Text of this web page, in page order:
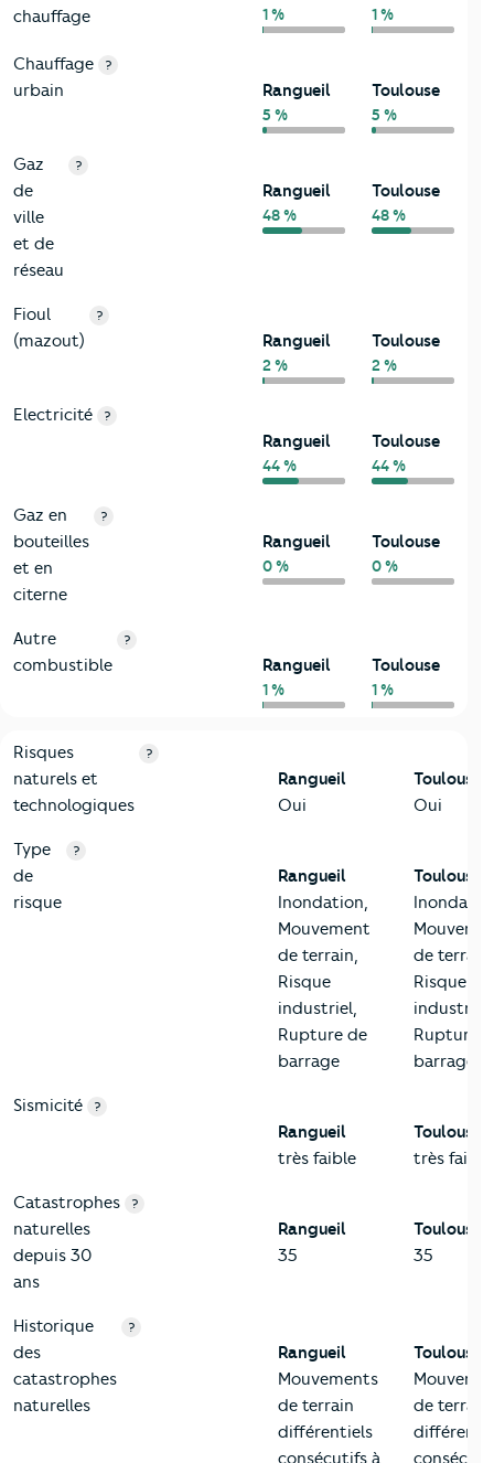
chauffage
1 % 1 %
Chauffage
urbain
?
Rangueil
5 %
Toulouse
5 %
Gaz
de
ville
et de
réseau
?
Rangueil
48 %
Toulouse
48 %
Fioul
(mazout)
?
Rangueil
2 %
Toulouse
2 %
Electricité ?
Rangueil
44 %
Toulouse
44 %
Gaz en
bouteilles
et en
citerne
?
Rangueil
0 %
Toulouse
0 %
Autre
combustible
?
Rangueil
1 %
Toulouse
1 %
9-Diagnostic risques
Critères Rangueil
Risques
naturels et
technologiques
?
Rangueil
Oui
Toulouse
Oui
Type
de
risque
?
Rangueil
Inondation,
Mouvement
de terrain,
Risque
industriel,
Rupture de
barrage
Toulouse
de terrain,
Risque
industriel,
Rupture
barrage
Sismicité ?
Rangueil
très faible
Toulouse
très faible
Catastrophes
naturelles
depuis 30
ans
?
Rangueil
35
Toulouse
35
Historique
des
catastrophes
naturelles
?
Rangueil
Mouvements
de terrain
différentiels
Toulouse
de terrain